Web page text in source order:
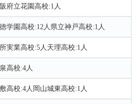
府立花園高校:1人
学園高校:12人 県立神戸高校:1人
実業高校:5人 天理高校:1人
高校:4人
高校:4人 岡山城東高校:1人